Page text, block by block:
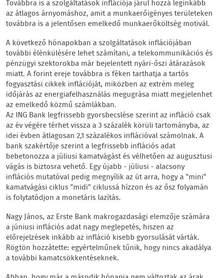
Továbbra is a szolgáltatások inflációja járul hozzá leginkább
az átlagos árnyomáshoz, amit a munkaerőigényes területeken
továbbra is a jelentősen emelkedő munkaerőköltség motivál.
A következő hónapokban a szolgáltatások inflációjában
további élénkülésére lehet számítani, a telekommunikációs és
pénzügyi szektorokba már bejelentett nyári-őszi átárazások
miatt. A forint ereje továbbra is féken tarthatja a tartós
fogyasztási cikkek inflációját, miközben az extrém meleg
időjárás az energiafelhasználás megugrása miatt megjelenhet
az emelkedő közmű számlákban.
Az ING Bank legfrissebb gyorsbecslése szerint az infláció csak
az év végére térhet vissza a 3 százalék körüli tartományba, az
idei évben átlagosan 2,1 százalékos inflációval számolnak. A
bank szakértője szerint a legfrissebb inflációs adat
bebetonozza a júliusi kamatvágást és vélhetően az augusztusi
vágás is biztosra vehető. Egy újabb - júliusi - alacsony
inflációs mutatóval pedig megnyílik az út arra, hogy a "mini"
kamatvágási ciklus "midi" ciklussá hízzon és az ősz folyamán
is folytatódjon a monetáris lazítás.
Nagy János, az Erste Bank makrogazdasági elemzője számára
a júniusi inflációs adat nagy meglepetés, hiszen az
előrejelzések inkább az infláció kisebb gyorsulását várták.
Rögtön hozzátette: egyértelműnek tűnik, hogy nincs akadálya
a további kamatcsökkentéseknek.